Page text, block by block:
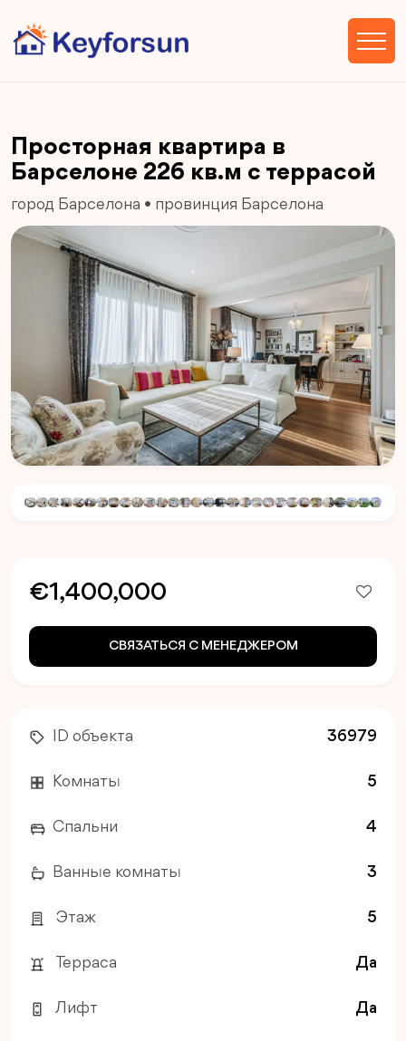
Просторная квартира в
Барселоне 226 кв.м с террасой
город Барселона • провинция Барселона
€1,400,000
СВЯЗАТЬСЯ С МЕНЕДЖЕРОМ
ID объекта 36979
Комнаты 5
Спальни 4
Ванные комнаты 3
Этаж 5
Терраса Да
Лифт Да